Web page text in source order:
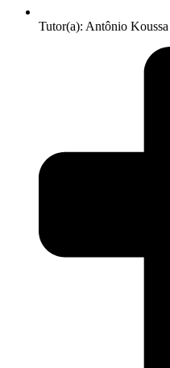
Tutor(a): Antônio Koussa